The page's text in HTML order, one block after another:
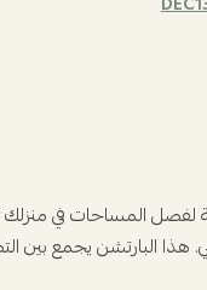
المساحات في منزلك
هذا البارتشن يجمع بين